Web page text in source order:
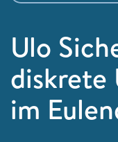
Ulo
diskrete
im